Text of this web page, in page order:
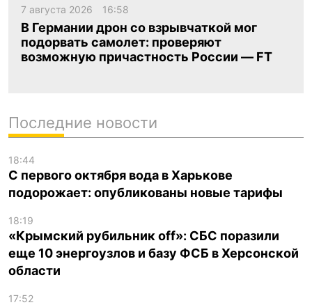
7 августа 2026 16:58
В Германии дрон со взрывчаткой мог
подорвать самолет: проверяют
возможную причастность России — FT
Последние новости
18:44
С первого октября вода в Харькове
подорожает: опубликованы новые тарифы
18:19
«Крымский рубильник off»: СБС поразили
еще 10 энергоузлов и базу ФСБ в Херсонской
области
17:52